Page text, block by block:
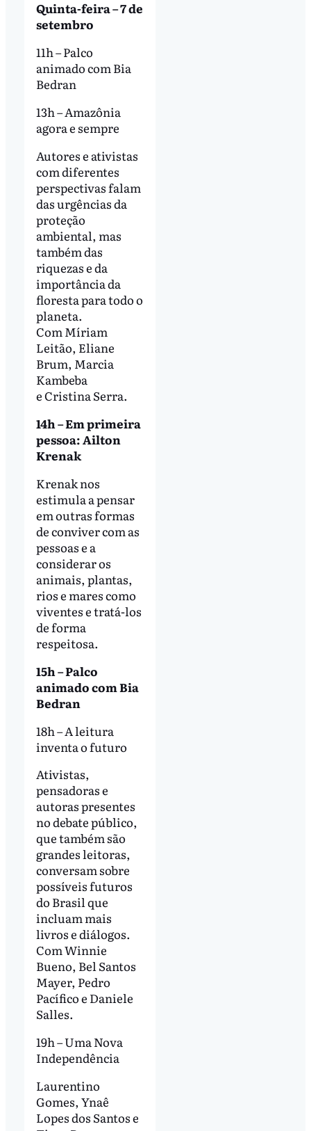
Quinta-feira – 7 de
setembro
11h – Palco
animado com Bia
Bedran
13h – Amazônia
agora e sempre
Autores e ativistas
com diferentes
perspectivas falam
das urgências da
proteção
ambiental, mas
também das
riquezas e da
importância da
floresta para todo o
planeta.
Com Míriam
Leitão, Eliane
Brum, Marcia
Kambeba
e Cristina Serra.
14h – Em primeira
pessoa: Ailton
Krenak
Krenak nos
estimula a pensar
em outras formas
de conviver com as
pessoas e a
considerar os
animais, plantas,
rios e mares como
viventes e tratá-los
de forma
respeitosa.
15h – Palco
animado com Bia
Bedran
18h – A leitura
inventa o futuro
Ativistas,
pensadoras e
autoras presentes
no debate público,
que também são
grandes leitoras,
conversam sobre
possíveis futuros
do Brasil que
incluam mais
livros e diálogos.
Com Winnie
Bueno, Bel Santos
Mayer, Pedro
Pacífico e Daniele
Salles.
19h – Uma Nova
Independência
Laurentino
Gomes, Ynaê
Lopes dos Santos e